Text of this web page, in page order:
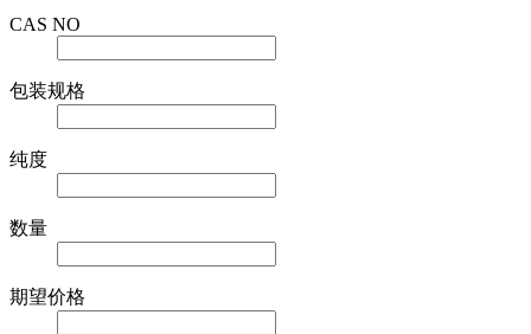
CAS NO
包装规格
纯度
数量
期望价格